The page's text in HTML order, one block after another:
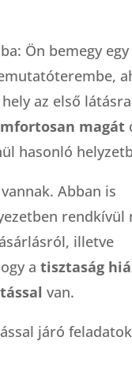
Ön bemegy egy
az első látásra
magát
hasonló
Abban is
rendkívül
illetve
a tisztaság
van.
járó